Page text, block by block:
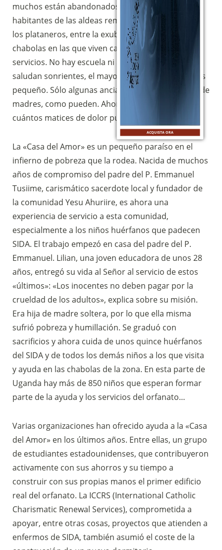
muchos están abandonados. Son los últimos
habitantes de las aldeas remotas del interior, bajo
los plataneros, entre la exuberante vegetación. Las
chabolas en las que viven carecen de agua y
servicios. No hay escuela ni asistencia sanitaria. Te
saludan sonrientes, el mayor coge en brazos al más
pequeño. Sólo algunas ancianas, agotadas, hacen de
madres, como pueden. Ahora me asombro de
cuántos matices de dolor puede tener el mundo».
La «Casa del Amor» es un pequeño paraíso en el
infierno de pobreza que la rodea. Nacida de muchos
años de compromiso del padre del P. Emmanuel
Tusiime, carismático sacerdote local y fundador de
la comunidad Yesu Ahuriire, es ahora una
experiencia de servicio a esta comunidad,
especialmente a los niños huérfanos que padecen
SIDA. El trabajo empezó en casa del padre del P.
Emmanuel. Lilian, una joven educadora de unos 28
años, entregó su vida al Señor al servicio de estos
«últimos»: «Los inocentes no deben pagar por la
crueldad de los adultos», explica sobre su misión.
Era hija de madre soltera, por lo que ella misma
sufrió pobreza y humillación. Se graduó con
sacrificios y ahora cuida de unos quince huérfanos
del SIDA y de todos los demás niños a los que visita
y ayuda en las chabolas de la zona. En esta parte de
Uganda hay más de 850 niños que esperan formar
parte de la ayuda y los servicios del orfanato…
Varias organizaciones han ofrecido ayuda a la «Casa
del Amor» en los últimos años. Entre ellas, un grupo
de estudiantes estadounidenses, que contribuyeron
activamente con sus ahorros y su tiempo a
construir con sus propias manos el primer edificio
real del orfanato. La ICCRS (International Catholic
Charismatic Renewal Services), comprometida a
apoyar, entre otras cosas, proyectos que atienden a
enfermos de SIDA, también asumió el coste de la
ACQUISTA ORA